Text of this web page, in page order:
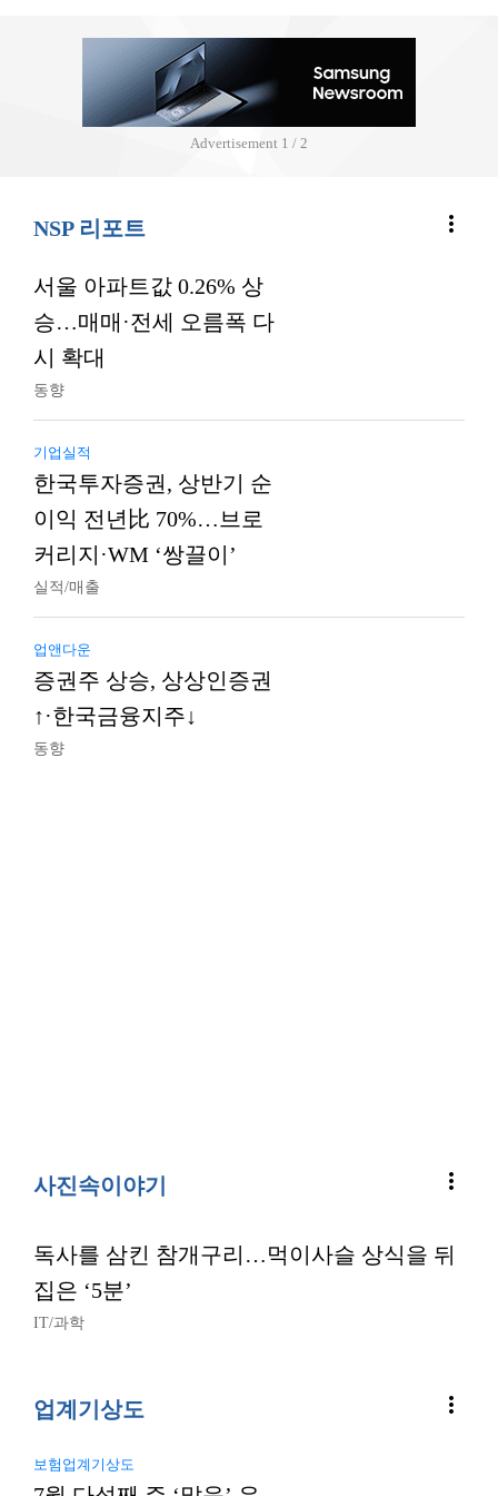
Advertisement 2 / 2
NSP 리포트 more_vert
서울 아파트값 0.26% 상
승…매매·전세 오름폭 다
시 확대
동향
기업실적
한국투자증권, 상반기 순
이익 전년比 70%…브로
커리지·WM ‘쌍끌이’
실적/매출
업앤다운
증권주 상승, 상상인증권
↑·한국금융지주↓
동향
사진속이야기 more_vert
독사를 삼킨 참개구리…먹이사슬 상식을 뒤
집은 ‘5분’
IT/과학
업계기상도 more_vert
보험업계기상도